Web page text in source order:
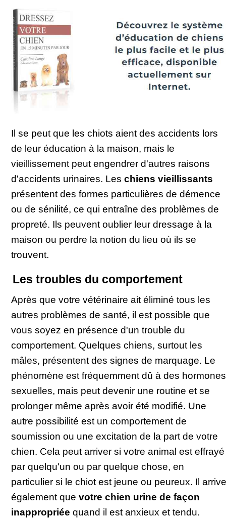
Il se peut que les chiots aient des accidents lors
de leur éducation à la maison, mais le
vieillissement peut engendrer d'autres raisons
d'accidents urinaires. Les chiens vieillissants
présentent des formes particulières de démence
ou de sénilité, ce qui entraîne des problèmes de
propreté. Ils peuvent oublier leur dressage à la
maison ou perdre la notion du lieu où ils se
trouvent.
Les troubles du comportement
Après que votre vétérinaire ait éliminé tous les
autres problèmes de santé, il est possible que
vous soyez en présence d'un trouble du
comportement. Quelques chiens, surtout les
mâles, présentent des signes de marquage. Le
phénomène est fréquemment dû à des hormones
sexuelles, mais peut devenir une routine et se
prolonger même après avoir été modifié. Une
autre possibilité est un comportement de
soumission ou une excitation de la part de votre
chien. Cela peut arriver si votre animal est effrayé
par quelqu'un ou par quelque chose, en
particulier si le chiot est jeune ou peureux. Il arrive
également que votre chien urine de façon
inappropriée quand il est anxieux et tendu.